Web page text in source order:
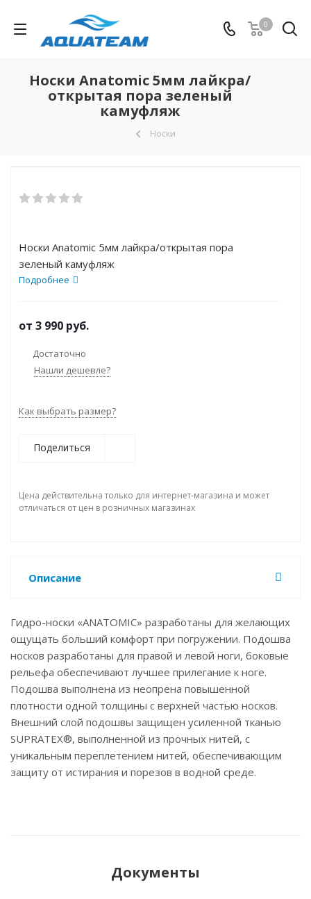
0
Носки Anatomic 5мм лайкра/
открытая пора зеленый
камуфляж
Носки
Носки Anatomic 5мм лайкра/открытая пора
зеленый камуфляж
Подробнее
от 3 990 руб.
Достаточно
Нашли дешевле?
Как выбрать размер?
Поделиться
Цена действительна только для интернет-магазина и может
отличаться от цен в розничных магазинах
Описание
Гидро-носки «ANATOMIC» разработаны для желающих
ощущать больший комфорт при погружении. Подошва
носков разработаны для правой и левой ноги, боковые
рельефа обеспечивают лучшее прилегание к ноге.
Подошва выполнена из неопрена повышенной
плотности одной толщины с верхней частью носков.
Внешний слой подошвы защищен усиленной тканью
SUPRATEX®, выполненной из прочных нитей, с
уникальным переплетением нитей, обеспечивающим
защиту от истирания и порезов в водной среде.
Документы